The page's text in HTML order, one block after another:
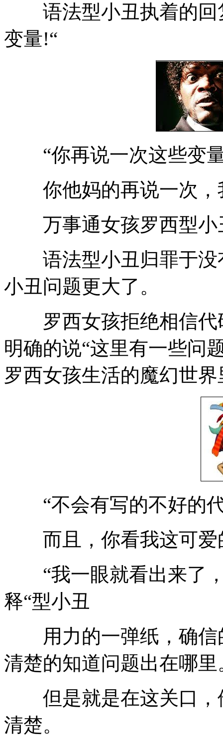
语法型小丑执着的回
变量!“
“你再说一次这些变
你他妈的再说一次，
万事通女孩罗西型小
语法型小丑归罪于没
小丑问题更大了。
罗西女孩拒绝相信代
明确的说“这里有一些问
罗西女孩生活的魔幻世
“不会有写的不好的
而且，你看我这可爱
“我一眼就看出来了，
释“型小丑
用力的一弹纸，确信
清楚的知道问题出在哪里
但是就是在这关口，
清楚。